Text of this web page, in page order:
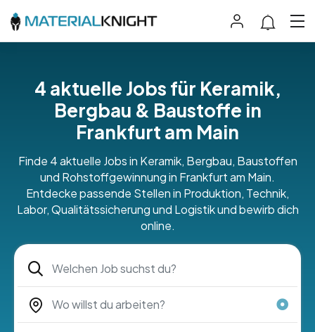
4 aktuelle Jobs für Keramik,
Bergbau & Baustoffe in
Frankfurt am Main
Finde 4 aktuelle Jobs in Keramik, Bergbau, Baustoffen
und Rohstoffgewinnung in Frankfurt am Main.
Entdecke passende Stellen in Produktion, Technik,
Labor, Qualitätssicherung und Logistik und bewirb dich
online.